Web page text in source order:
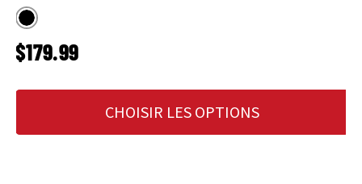
Noir
PRIX HABITUEL
$179.99
CHOISIR LES OPTIONS